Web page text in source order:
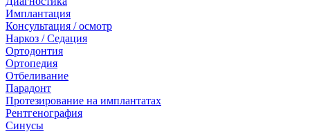
Имплантация
Консультация / осмотр
Наркоз / Седация
Ортодонтия
Ортопедия
Отбеливание
Парадонт
Протезирование на имплантатах
Рентгенография
Синусы